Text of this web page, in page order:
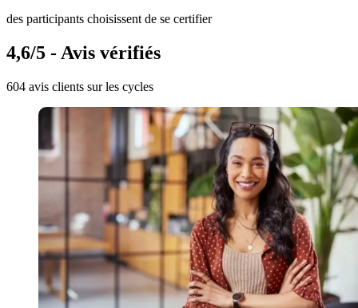
des participants choisissent de se certifier
4,6/5 - Avis vérifiés
604 avis clients sur les cycles